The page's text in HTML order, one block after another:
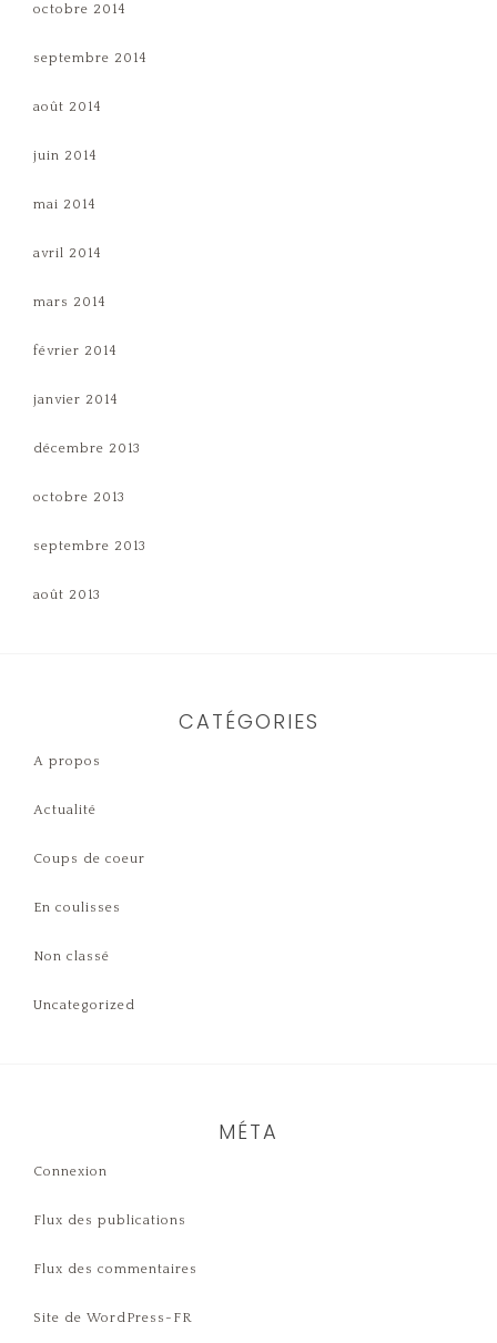
octobre 2014
septembre 2014
août 2014
juin 2014
mai 2014
avril 2014
mars 2014
février 2014
janvier 2014
décembre 2013
octobre 2013
septembre 2013
août 2013
CATÉGORIES
A propos
Actualité
Coups de coeur
En coulisses
Non classé
Uncategorized
MÉTA
Connexion
Flux des publications
Flux des commentaires
Site de WordPress-FR